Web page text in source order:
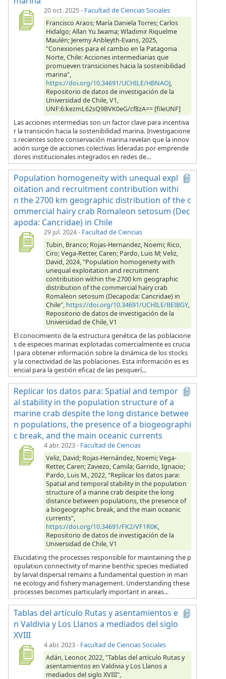
20 oct. 2025- Facultad de Ciencias Sociales
Francisco Araos; María Daniela Torres; Carlos
Hidalgo; Allan Yu Iwama; Wladimir Riquelme
Maulén; Jeremy Anbleyth-Evans, 2025,
"Conexiones para el cambio en la Patagonia
Norte, Chile: Acciones intermediarias que
promueven transiciones hacia la sostenibilidad
marina",
https://doi.org/10.34691/UCHILE/HBNAOJ,
Repositorio de datos de investigación de la
Universidad de Chile, V1,
UNF:6:kezmL62sQ9BVK0eG/cf8zA== [fileUNF]
Las acciones intermedias son un factor clave para incentiva
r la transición hacia la sostenibilidad marina. Investigacione
s recientes sobre conservación marina revelan que la innov
ación surge de acciones colectivas lideradas por emprende
dores institucionales integrados en redes de...
Population homogeneity with unequal expl
oitation and recruitment contribution withi
n the 2700 km geographic distribution of the c
ommercial hairy crab Romaleon setosum (Dec
apoda: Cancridae) in Chile
29 jul. 2024- Facultad de Ciencias
Tubin, Branco; Rojas-Hernandez, Noemi; Rico,
Ciro; Vega-Retter, Caren; Pardo, Luis M; Veliz,
David, 2024, "Population homogeneity with
unequal exploitation and recruitment
contribution within the 2700 km geographic
distribution of the commercial hairy crab
Romaleon setosum (Decapoda: Cancridae) in
Chile", https://doi.org/10.34691/UCHILE/BEIBGY,
Repositorio de datos de investigación de la
Universidad de Chile, V1
El conocimiento de la estructura genética de las poblacione
s de especies marinas explotadas comercialmente es crucia
l para obtener información sobre la dinámica de los stocks
y la conectividad de las poblaciones. Esta información es es
encial para la gestión eficaz de las pesquerí...
Replicar los datos para: Spatial and tempor
al stability in the population structure of a
marine crab despite the long distance betwee
n populations, the presence of a biogeographi
c break, and the main oceanic currents
4 abr. 2023- Facultad de Ciencias
Veliz, David; Rojas-Hernández, Noemi; Vega-
Retter, Caren; Zaviezo, Camila; Garrido, Ignacio;
Pardo, Luis M., 2022, "Replicar los datos para:
Spatial and temporal stability in the population
structure of a marine crab despite the long
distance between populations, the presence of
a biogeographic break, and the main oceanic
currents",
https://doi.org/10.34691/FK2/VF1R0K,
Repositorio de datos de investigación de la
Universidad de Chile, V1
Elucidating the processes responsible for maintaining the p
opulation connectivity of marine benthic species mediated
by larval dispersal remains a fundamental question in mari
ne ecology and fishery management. Understanding these
processes becomes particularly important in areas...
Tablas del artículo Rutas y asentamientos e
n Valdivia y Los Llanos a mediados del siglo
XVIII
4 abr. 2023- Facultad de Ciencias Sociales
Adán, Leonor, 2022, "Tablas del artículo Rutas y
asentamientos en Valdivia y Los Llanos a
mediados del siglo XVIII",